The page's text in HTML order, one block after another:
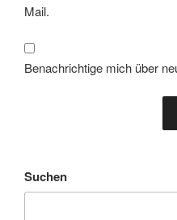
Mail.
Benachrichtige mich über
Suchen